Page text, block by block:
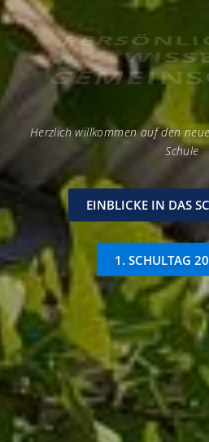
Herzlich willkommen auf den
Schule
EINBLICKE IN DAS
1. SCHULTAG